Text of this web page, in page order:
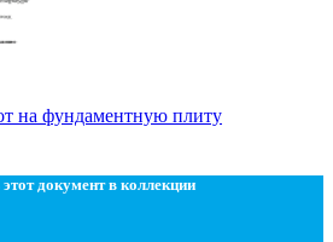
на фундаментную плиту
документ в коллекции